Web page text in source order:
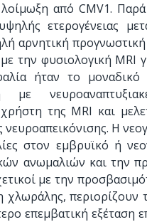
από CMV1.
ετερογένειας
αρνητική
την φυσιολογική MRI
ήταν το μοναδικό
με
της MRI και
νευροαπεικόνισης. Η
στον εμβρυϊκό ή
ανωμαλιών και την
με την
περιορίζουν
επεμβατική εξέταση